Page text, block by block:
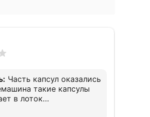
Часть капсул оказались
такие капсулы
в лоток
т е остаёшься без кофе.